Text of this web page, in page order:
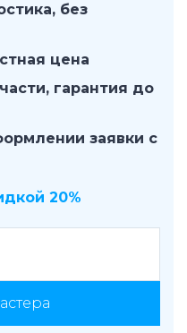
без
цена
гарантия до
заявки с
20%